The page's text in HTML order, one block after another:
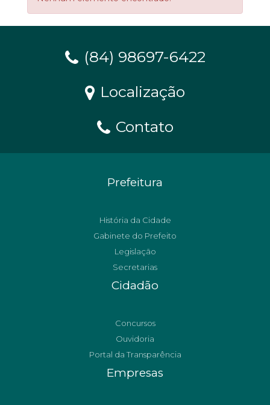
(84) 98697-6422
Localização
Contato
Prefeitura
História da Cidade
Gabinete do Prefeito
Legislação
Secretarias
Cidadão
Concursos
Ouvidoria
Portal da Transparência
Empresas